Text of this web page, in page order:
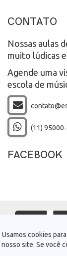
CONTATO
Nossas aulas
muito lúdicas
Agende uma
escola de
(11)
FACEBOOK
Usamos cookies
nosso site. Se você